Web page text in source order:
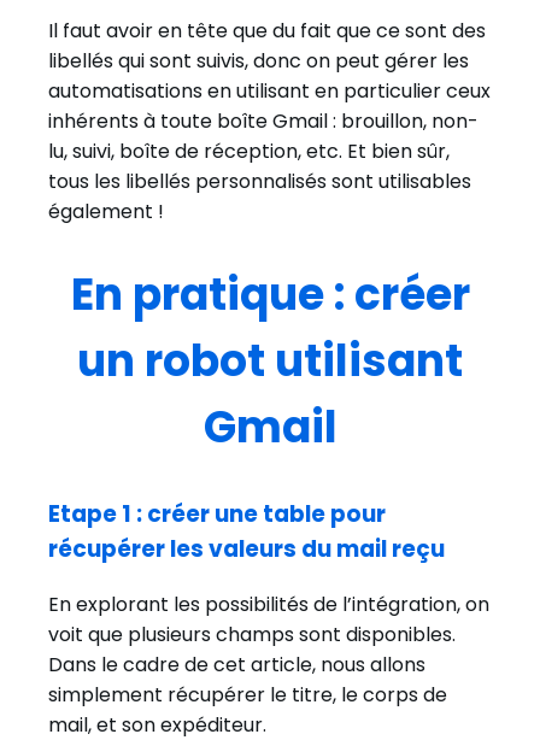
Il faut avoir en tête que du fait que ce sont des
libellés qui sont suivis, donc on peut gérer les
automatisations en utilisant en particulier ceux
inhérents à toute boîte Gmail : brouillon, non-
lu, suivi, boîte de réception, etc. Et bien sûr,
tous les libellés personnalisés sont utilisables
également !
En pratique : créer
un robot utilisant
Gmail
Etape 1 : créer une table pour
récupérer les valeurs du mail reçu
En explorant les possibilités de l’intégration, on
voit que plusieurs champs sont disponibles.
Dans le cadre de cet article, nous allons
simplement récupérer le titre, le corps de
mail, et son expéditeur.